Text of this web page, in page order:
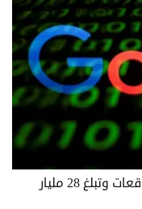
أرباح "غوغل" في الربع الثاني تتجاوز التوقعات وتبلغ 28 مليار